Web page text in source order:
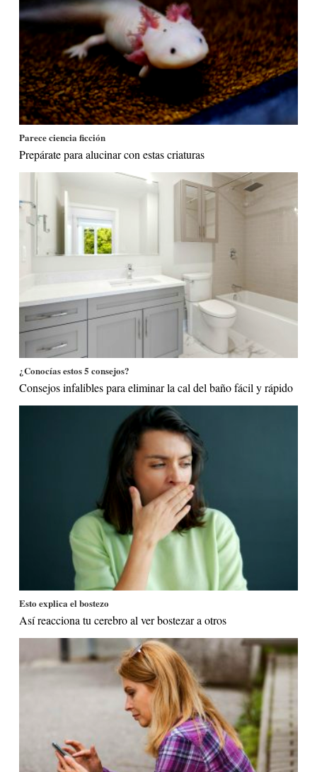
Parece ciencia ficción
Prepárate para alucinar con estas criaturas
¿Conocías estos 5 consejos?
Consejos infalibles para eliminar la cal del baño fácil y rápido
Esto explica el bostezo
Así reacciona tu cerebro al ver bostezar a otros